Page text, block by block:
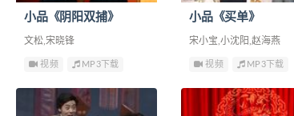
小品《阴阳双捕》
文松,宋晓锋
视频 MP3下载
小品《买单》
宋小宝,小沈阳,赵海燕
视频 MP3下载